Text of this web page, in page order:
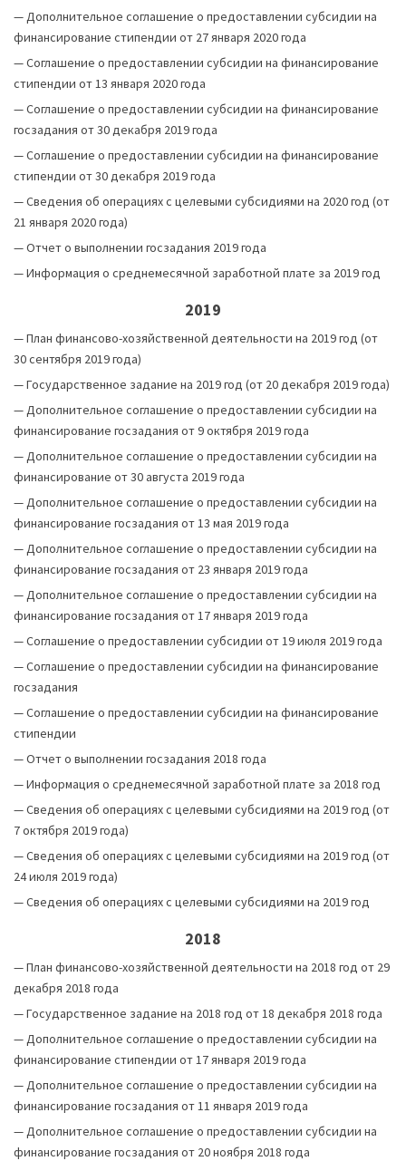
—Дополнительное соглашение о предоставлении субсидии на
финансирование стипендии от 27 января 2020 года
—Соглашение о предоставлении субсидии на финансирование
стипендии от 13 января 2020 года
—Соглашение о предоставлении субсидии на финансирование
госзадания от 30 декабря 2019 года
—Соглашение о предоставлении субсидии на финансирование
стипендии от 30 декабря 2019 года
—Сведения об операциях с целевыми субсидиями на 2020 год (от
21 января 2020 года)
—Отчет о выполнении госзадания 2019 года
—Информация о среднемесячной заработной плате за 2019 год
2019
—План финансово-хозяйственной деятельности на 2019 год (от
30 сентября 2019 года)
—Государственное задание на 2019 год (от 20 декабря 2019 года)
—Дополнительное соглашение о предоставлении субсидии на
финансирование госзадания от 9 октября 2019 года
—Дополнительное соглашение о предоставлении субсидии на
финансирование от 30 августа 2019 года
—Дополнительное соглашение о предоставлении субсидии на
финансирование госзадания от 13 мая 2019 года
—Дополнительное соглашение о предоставлении субсидии на
финансирование госзадания от 23 января 2019 года
—Дополнительное соглашение о предоставлении субсидии на
финансирование госзадания от 17 января 2019 года
—Соглашение о предоставлении субсидии от 19 июля 2019 года
—Соглашение о предоставлении субсидии на финансирование
госзадания
—Соглашение о предоставлении субсидии на финансирование
стипендии
—Отчет о выполнении госзадания 2018 года
—Информация о среднемесячной заработной плате за 2018 год
—Сведения об операциях с целевыми субсидиями на 2019 год (от
7 октября 2019 года)
—Сведения об операциях с целевыми субсидиями на 2019 год (от
24 июля 2019 года)
—Сведения об операциях с целевыми субсидиями на 2019 год
2018
—План финансово-хозяйственной деятельности на 2018 год от 29
декабря 2018 года
—Государственное задание на 2018 год от 18 декабря 2018 года
—Дополнительное соглашение о предоставлении субсидии на
финансирование стипендии от 17 января 2019 года
—Дополнительное соглашение о предоставлении субсидии на
финансирование госзадания от 11 января 2019 года
—Дополнительное соглашение о предоставлении субсидии на
финансирование госзадания от 20 ноября 2018 года